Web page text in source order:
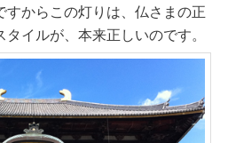
からこの灯りは、仏さまの正
イルが、本来正しいのです。